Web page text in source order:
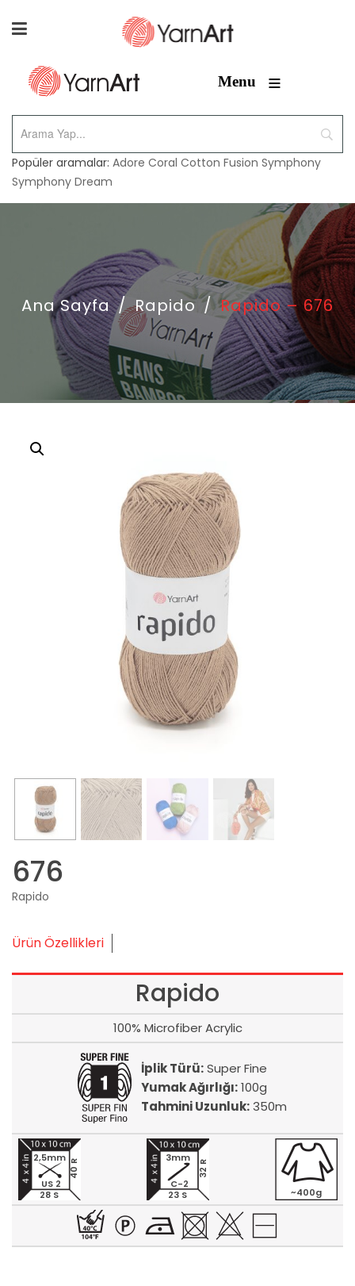
Menu ≡
Popüler aramalar: Adore Coral Cotton Fusion Symphony
Symphony Dream
Ana Sayfa / Rapido / Rapido – 676
676
Rapido
Ürün Özellikleri
Rapido
100% Microfiber Acrylic
İplik Türü:Super Fine
Yumak Ağırlığı:100g
Tahmini Uzunluk:350m
28 S
40 R
2,5mm
US 2
23 S
32 R
3mm
C-2
~400g